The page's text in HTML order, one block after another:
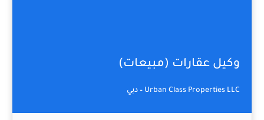
وكيل عقارات (مبيعات)
Urban Class Properties LLC – دبي